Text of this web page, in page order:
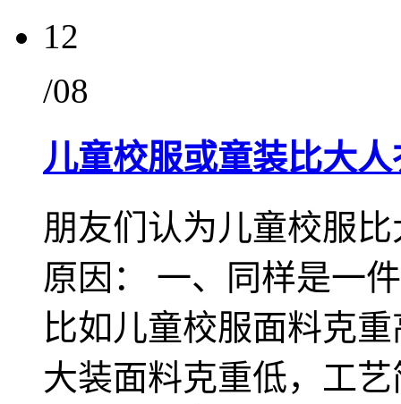
12
/08
儿童校服或童装比大
朋友们认为儿童校服
原因： 一、同样是一
比如儿童校服面料克
大装面料克重低，工